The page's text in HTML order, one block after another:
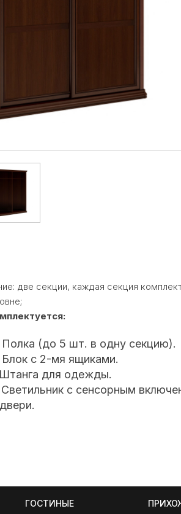
две секции, каждая секция
Полка (до 5 шт. в одну секцию).
Блок с 2-мя ящиками.
Штанга для одежды.
Светильник с сенсорным
ГОСТИНЫЕ